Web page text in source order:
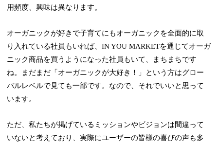
用頻度、興味は異なります。
オーガニックが好きで子育てにもオーガニックを全面的に取
り入れている社員もいれば、IN YOU MARKETを通じてオーガ
ニック商品を買うようになった社員もいて、まちまちです
ね。まだまだ「オーガニックが大好き！」という方はグロー
バルレベルで見ても一部です。なので、それでいいと思って
います。
ただ、私たちが掲げているミッションやビジョンは間違って
いないと考えており、実際にユーザーの皆様の喜びの声も多